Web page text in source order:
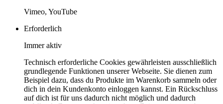
Vimeo, YouTube
Erforderlich
Immer aktiv
Technisch erforderliche Cookies gewährleisten ausschließlich
grundlegende Funktionen unserer Webseite. Sie dienen zum
Beispiel dazu, dass du Produkte im Warenkorb sammeln oder
dich in dein Kundenkonto einloggen kannst. Ein Rückschluss
auf dich ist für uns dadurch nicht möglich und dadurch